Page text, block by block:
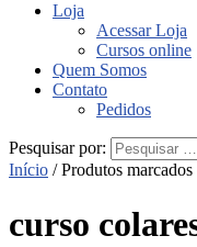
Loja
Acessar Loja
Cursos online
Quem Somos
Contato
Pedidos
Pesquisar por:
Início / Produtos
curso